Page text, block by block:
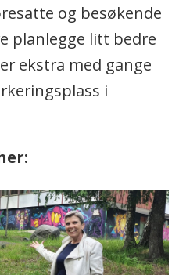
og besøkende
planlegge litt bedre
ekstra med gange
i